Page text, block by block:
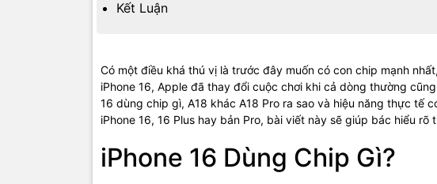
Kết Luận
Có một điều khá thú vị là trước đây muốn có con chip mạnh
iPhone 16, Apple đã thay đổi cuộc chơi khi cả dòng thường
16 dùng chip gì, A18 khác A18 Pro ra sao và hiệu năng thực tế
iPhone 16, 16 Plus hay bản Pro, bài viết này sẽ giúp bác hiểu rõ
iPhone 16 Dùng Chip Gì?